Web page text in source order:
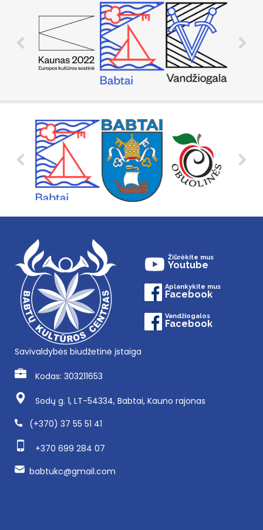
Žiūrėkite mus
Youtube
Aplankykite mus
Facebook
Vandžiogalos
Facebook
Savivaldybės biudžetinė įstaiga
Kodas: 303211653
Sodų g. 1, LT-54334, Babtai, Kauno rajonas
(+370) 37 55 51 41
+370 699 284 07
babtukc@gmail.com